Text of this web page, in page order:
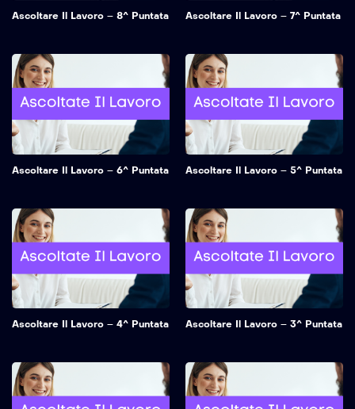
Ascoltare Il Lavoro – 8^ Puntata Ascoltare Il Lavoro – 7^ Puntata
Ascoltare Il Lavoro – 6^ Puntata Ascoltare Il Lavoro – 5^ Puntata
Ascoltare Il Lavoro – 4^ Puntata Ascoltare Il Lavoro – 3^ Puntata